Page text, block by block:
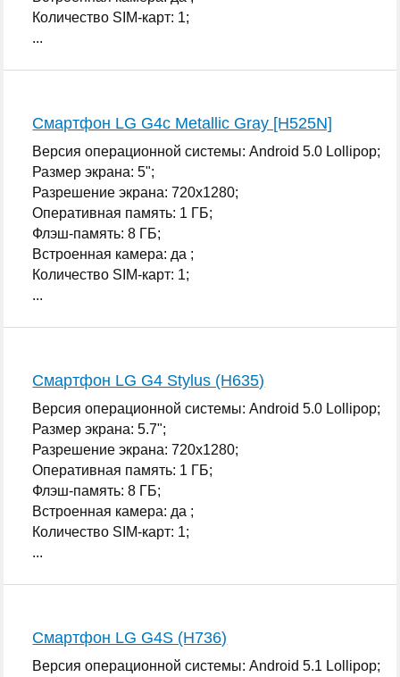
Количество SIM-карт: 1;
...
Смартфон LG G4c Metallic Gray [H525N]
Версия операционной системы: Android 5.0 Lollipop;
Размер экрана: 5";
Разрешение экрана: 720x1280;
Оперативная память: 1 ГБ;
Флэш-память: 8 ГБ;
Встроенная камера: да ;
Количество SIM-карт: 1;
...
Смартфон LG G4 Stylus (H635)
Версия операционной системы: Android 5.0 Lollipop;
Размер экрана: 5.7";
Разрешение экрана: 720x1280;
Оперативная память: 1 ГБ;
Флэш-память: 8 ГБ;
Встроенная камера: да ;
Количество SIM-карт: 1;
...
Смартфон LG G4S (H736)
Версия операционной системы: Android 5.1 Lollipop;